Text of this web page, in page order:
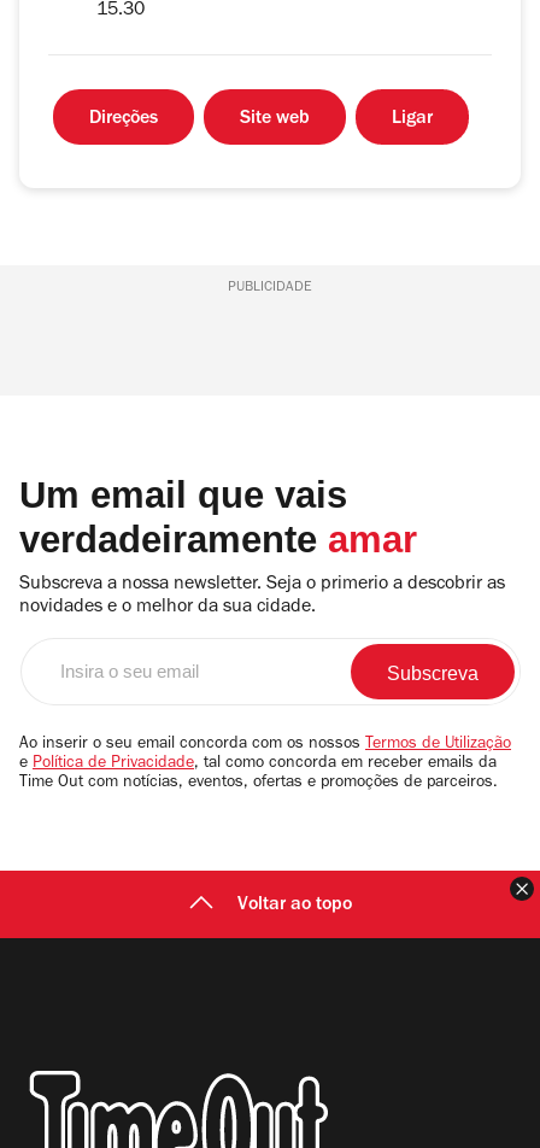
15.30
Direções Site web Ligar
PUBLICIDADE
Um email que vais
verdadeiramente amar
Subscreva a nossa newsletter. Seja o primerio a descobrir as
novidades e o melhor da sua cidade.
email
Ao inserir o seu email concorda com os nossos Termos de Utilização
e Política de Privacidade, tal como concorda em receber emails da
Time Out com notícias, eventos, ofertas e promoções de parceiros.
Voltar ao topo